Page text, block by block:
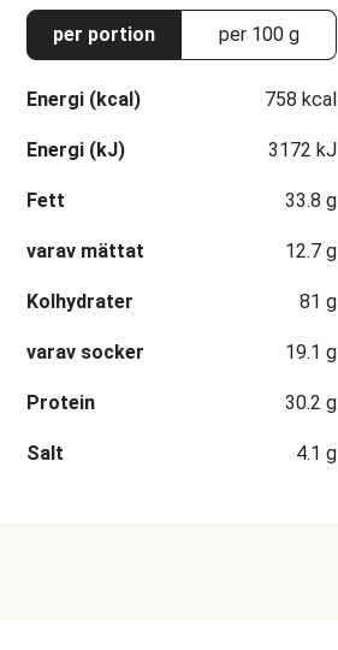
per portion per 100 g
Energi (kcal) 758 kcal
Energi (kJ) 3172 kJ
Fett 33.8 g
varav mättat 12.7 g
Kolhydrater 81 g
varav socker 19.1 g
Protein 30.2 g
Salt 4.1 g